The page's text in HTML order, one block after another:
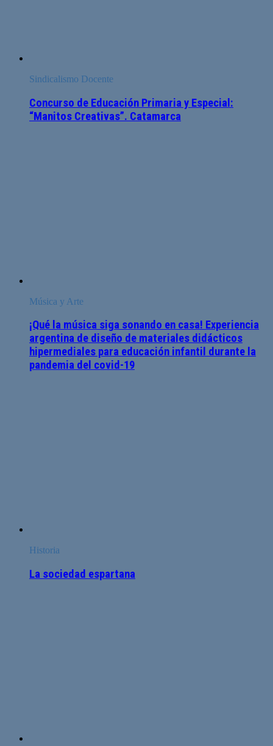
Sindicalismo Docente
Concurso de Educación Primaria y Especial:
“Manitos Creativas”. Catamarca
Música y Arte
¡Qué la música siga sonando en casa! Experiencia
argentina de diseño de materiales didácticos
hipermediales para educación infantil durante la
pandemia del covid-19
Historia
La sociedad espartana